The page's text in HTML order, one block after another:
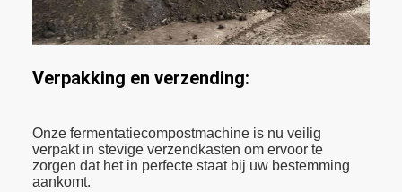
Verpakking en verzending:
Onze fermentatiecompostmachine is nu veilig
verpakt in stevige verzendkasten om ervoor te
zorgen dat het in perfecte staat bij uw bestemming
aankomt.